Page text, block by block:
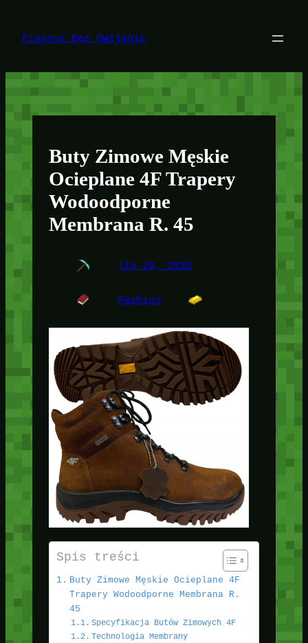
treści
Finanse Bez Owijania
Buty Zimowe Męskie
Ocieplane 4F Trapery
Wodoodporne
Membrana R. 45
lip 29, 2025
Fashion
Spis treści
Buty Zimowe Męskie Ocieplane 4F
Trapery Wodoodporne Membrana R.
45
Specyfikacja Butów Zimowych 4F
Technologia Membrany